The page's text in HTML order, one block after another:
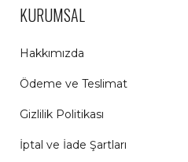
KURUMSAL
Hakkımızda
Ödeme ve Teslimat
Gizlilik Politikası
İptal ve İade Şartları